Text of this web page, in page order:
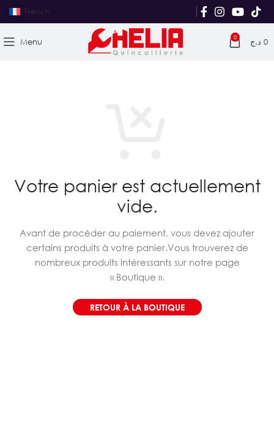
French
Menu 0 0 د.ج
Votre panier est actuellement
vide.
Avant de procéder au paiement, vous devez ajouter
certains produits à votre panier.Vous trouverez de
nombreux produits intéressants sur notre page
« Boutique ».
RETOUR À LA BOUTIQUE